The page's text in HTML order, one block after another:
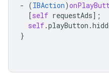
- (IBAction)
[self requestAds];
self.playButton .
}